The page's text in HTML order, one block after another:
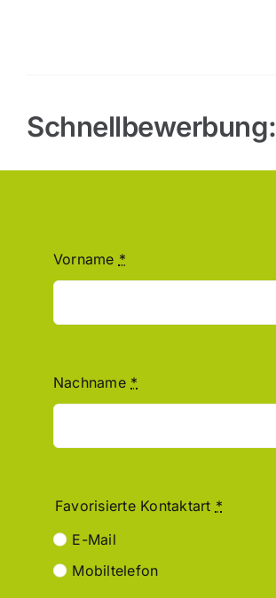
Schnellbewerbung:
Vorname *
Nachname *
Favorisierte Kontaktart *
E-Mail
Mobiltelefon